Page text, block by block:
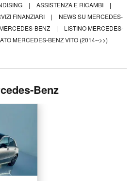
| ASSISTENZA E RICAMBI
|
FINANZIARI |
NEWS SU MERCEDES-
BENZ |
LISTINO MERCEDES-
MERCEDES-BENZ VITO (2014-->>)
Benz